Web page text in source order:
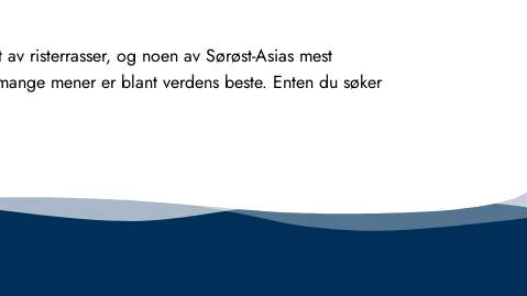
risterrasser, og noen av Sørøst-Asias mest
mener er blant verdens beste. Enten du søker